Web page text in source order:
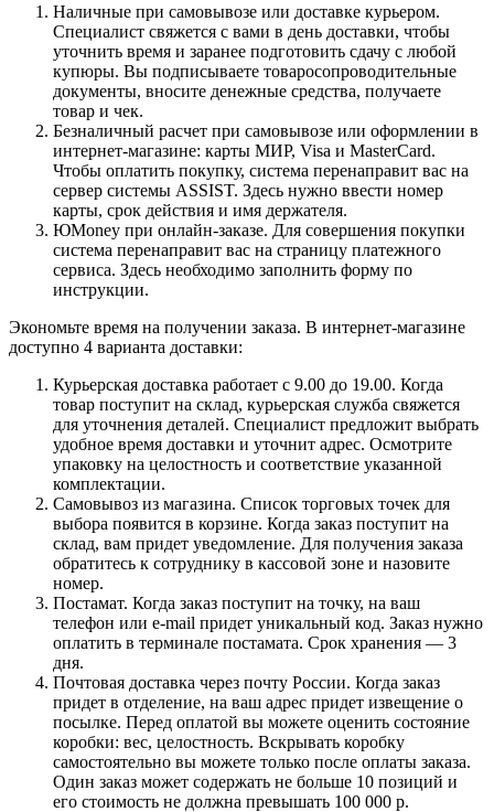
Наличные при самовывозе или доставке курьером.
Специалист свяжется с вами в день доставки, чтобы
уточнить время и заранее подготовить сдачу с любой
купюры. Вы подписываете товаросопроводительные
документы, вносите денежные средства, получаете
товар и чек.
Безналичный расчет при самовывозе или оформлении в
интернет-магазине: карты МИР, Visa и MasterCard.
Чтобы оплатить покупку, система перенаправит вас на
сервер системы ASSIST. Здесь нужно ввести номер
карты, срок действия и имя держателя.
ЮMoney при онлайн-заказе. Для совершения покупки
система перенаправит вас на страницу платежного
сервиса. Здесь необходимо заполнить форму по
инструкции.
Экономьте время на получении заказа. В интернет-магазине
доступно 4 варианта доставки:
Курьерская доставка работает с 9.00 до 19.00. Когда
товар поступит на склад, курьерская служба свяжется
для уточнения деталей. Специалист предложит выбрать
удобное время доставки и уточнит адрес. Осмотрите
упаковку на целостность и соответствие указанной
комплектации.
Самовывоз из магазина. Список торговых точек для
выбора появится в корзине. Когда заказ поступит на
склад, вам придет уведомление. Для получения заказа
обратитесь к сотруднику в кассовой зоне и назовите
номер.
Постамат. Когда заказ поступит на точку, на ваш
телефон или e-mail придет уникальный код. Заказ нужно
оплатить в терминале постамата. Срок хранения — 3
дня.
Почтовая доставка через почту России. Когда заказ
придет в отделение, на ваш адрес придет извещение о
посылке. Перед оплатой вы можете оценить состояние
коробки: вес, целостность. Вскрывать коробку
самостоятельно вы можете только после оплаты заказа.
Один заказ может содержать не больше 10 позиций и
его стоимость не должна превышать 100 000 р.